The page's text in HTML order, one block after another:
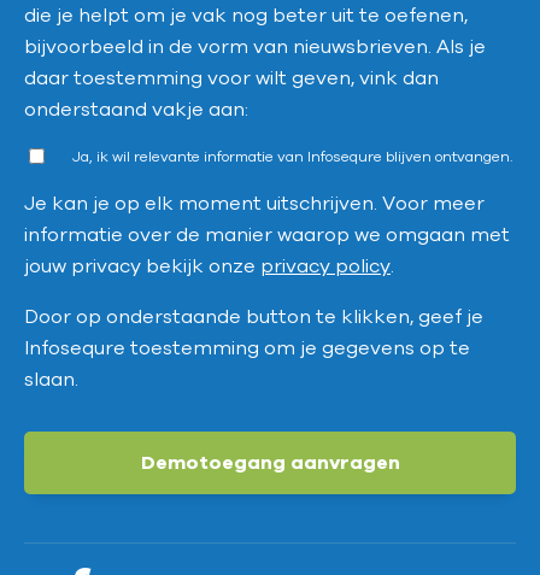
die je helpt om je vak nog beter uit te oefenen,
bijvoorbeeld in de vorm van nieuwsbrieven. Als je
daar toestemming voor wilt geven, vink dan
onderstaand vakje aan:
Ja, ik wil relevante informatie van Infosequre blijven ontvangen.
Je kan je op elk moment uitschrijven. Voor meer
informatie over de manier waarop we omgaan met
jouw privacy bekijk onze privacy policy.
Door op onderstaande button te klikken, geef je
Infosequre toestemming om je gegevens op te
slaan.